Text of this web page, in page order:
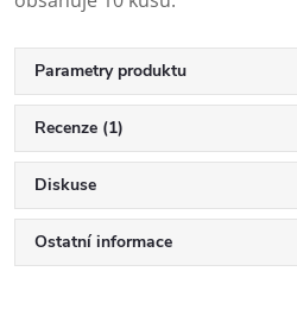
Parametry produktu
Recenze (1)
Diskuse
Ostatní informace